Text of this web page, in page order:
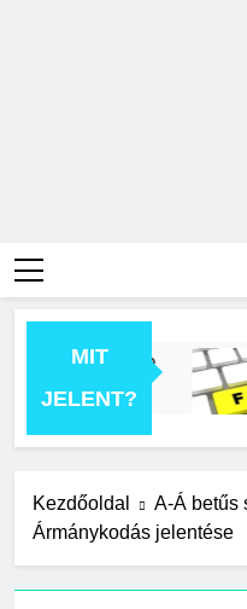
MIT
JELENT?
jelentése
Kezdőoldal
A-Á betűs
Ármánykodás jelentése